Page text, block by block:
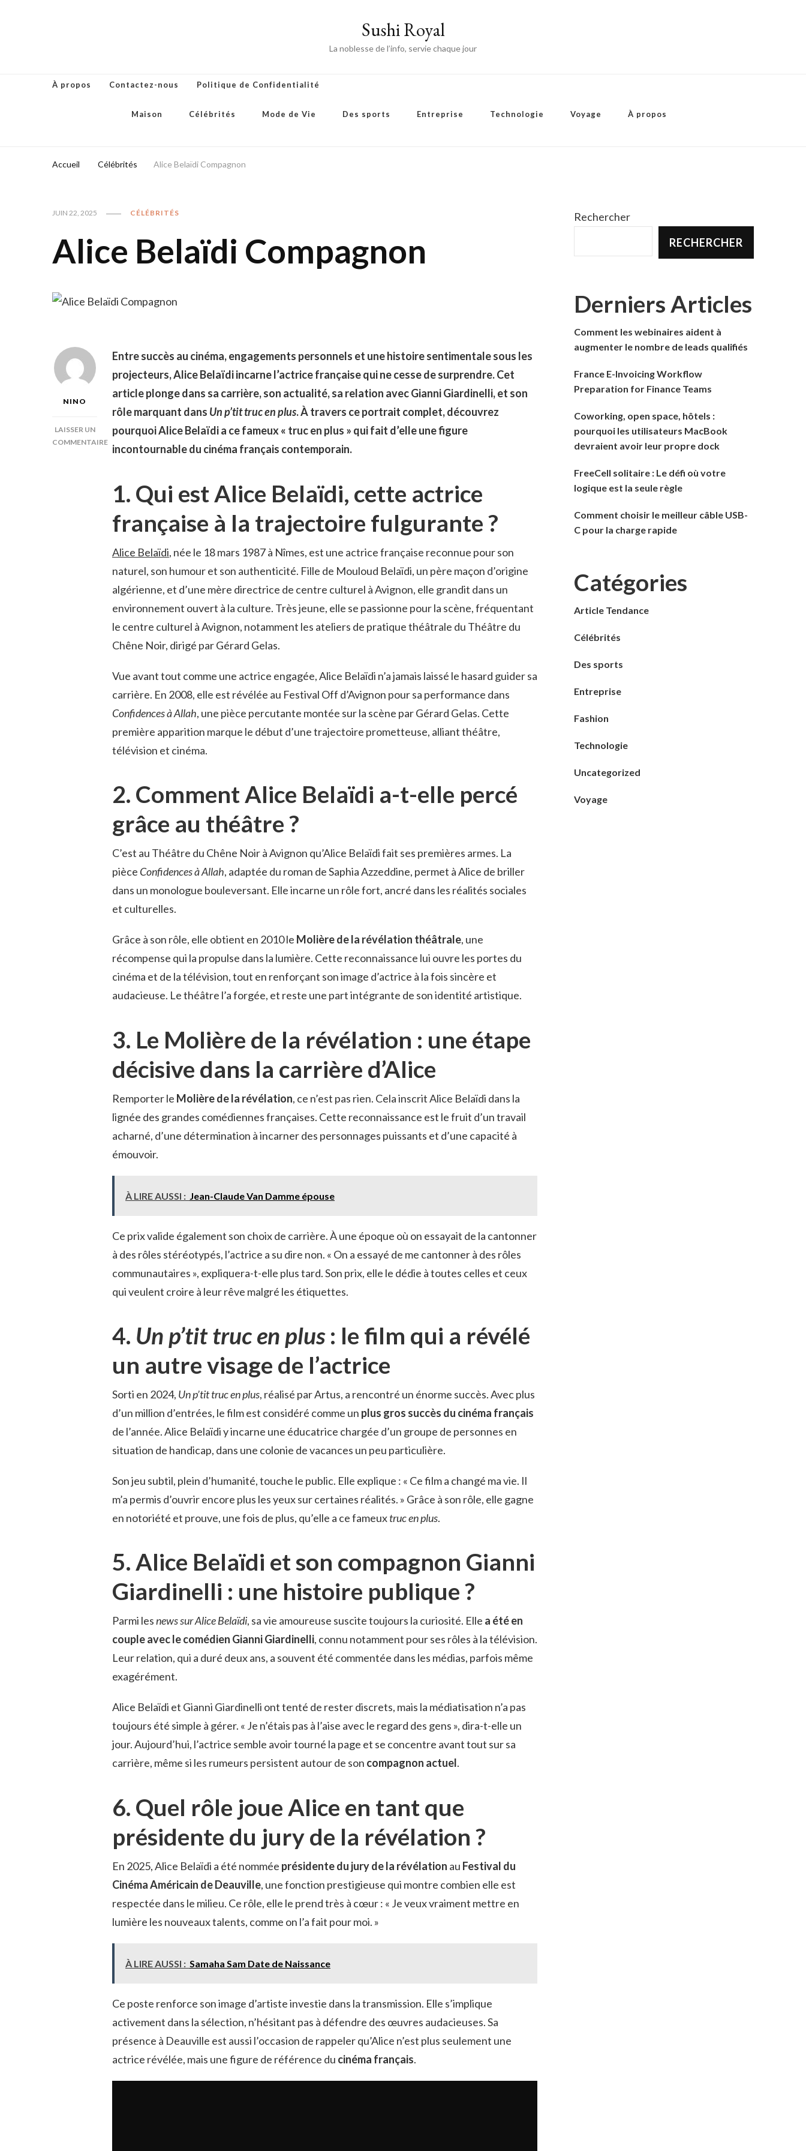
Sushi Royal
La noblesse de l’info, servie chaque jour
À propos Contactez-nous Politique de Confidentialité
Maison Célébrités Mode de Vie Des sports Entreprise Technologie Voyage À propos
Accueil Célébrités Alice Belaïdi Compagnon
JUIN 22, 2025 CÉLÉBRITÉS
Alice Belaïdi Compagnon
NINO
LAISSER UN
COMMENTAIRE
COMPAGNON
Entre succès au cinéma, engagements personnels et une histoire sentimentale sous les
projecteurs, Alice Belaïdi incarne l’actrice française qui ne cesse de surprendre. Cet
article plonge dans sa carrière, son actualité, sa relation avec Gianni Giardinelli, et son
rôle marquant dans Un p’tit truc en plus. À travers ce portrait complet, découvrez
pourquoi Alice Belaïdi a ce fameux « truc en plus » qui fait d’elle une figure
incontournable du cinéma français contemporain.
1. Qui est Alice Belaïdi, cette actrice
française à la trajectoire fulgurante ?
Alice Belaïdi, née le 18 mars 1987 à Nîmes, est une actrice française reconnue pour son
naturel, son humour et son authenticité. Fille de Mouloud Belaïdi, un père maçon d’origine
algérienne, et d’une mère directrice de centre culturel à Avignon, elle grandit dans un
environnement ouvert à la culture. Très jeune, elle se passionne pour la scène, fréquentant
le centre culturel à Avignon, notamment les ateliers de pratique théâtrale du Théâtre du
Chêne Noir, dirigé par Gérard Gelas.
Vue avant tout comme une actrice engagée, Alice Belaïdi n’a jamais laissé le hasard guider sa
carrière. En 2008, elle est révélée au Festival Off d’Avignon pour sa performance dans
Confidences à Allah, une pièce percutante montée sur la scène par Gérard Gelas. Cette
première apparition marque le début d’une trajectoire prometteuse, alliant théâtre,
télévision et cinéma.
2. Comment Alice Belaïdi a-t-elle percé
grâce au théâtre ?
C’est au Théâtre du Chêne Noir à Avignon qu’Alice Belaïdi fait ses premières armes. La
pièce Confidences à Allah, adaptée du roman de Saphia Azzeddine, permet à Alice de briller
dans un monologue bouleversant. Elle incarne un rôle fort, ancré dans les réalités sociales
et culturelles.
Grâce à son rôle, elle obtient en 2010 le Molière de la révélation théâtrale, une
récompense qui la propulse dans la lumière. Cette reconnaissance lui ouvre les portes du
cinéma et de la télévision, tout en renforçant son image d’actrice à la fois sincère et
audacieuse. Le théâtre l’a forgée, et reste une part intégrante de son identité artistique.
3. Le Molière de la révélation : une étape
décisive dans la carrière d’Alice
Remporter le Molière de la révélation, ce n’est pas rien. Cela inscrit Alice Belaïdi dans la
lignée des grandes comédiennes françaises. Cette reconnaissance est le fruit d’un travail
acharné, d’une détermination à incarner des personnages puissants et d’une capacité à
émouvoir.
À LIRE AUSSI : Jean-Claude Van Damme épouse
Ce prix valide également son choix de carrière. À une époque où on essayait de la cantonner
à des rôles stéréotypés, l’actrice a su dire non. « On a essayé de me cantonner à des rôles
communautaires », expliquera-t-elle plus tard. Son prix, elle le dédie à toutes celles et ceux
qui veulent croire à leur rêve malgré les étiquettes.
4. Un p’tit truc en plus: le film qui a révélé
un autre visage de l’actrice
Sorti en 2024, Un p’tit truc en plus, réalisé par Artus, a rencontré un énorme succès. Avec plus
d’un million d’entrées, le film est considéré comme un plus gros succès du cinéma français
de l’année. Alice Belaïdi y incarne une éducatrice chargée d’un groupe de personnes en
situation de handicap, dans une colonie de vacances un peu particulière.
Son jeu subtil, plein d’humanité, touche le public. Elle explique : « Ce film a changé ma vie. Il
m’a permis d’ouvrir encore plus les yeux sur certaines réalités. » Grâce à son rôle, elle gagne
en notoriété et prouve, une fois de plus, qu’elle a ce fameuxtruc en plus.
5. Alice Belaïdi et son compagnon Gianni
Giardinelli : une histoire publique ?
Parmi lesnews sur Alice Belaïdi, sa vie amoureuse suscite toujours la curiosité. Elle a été en
couple avec le comédien Gianni Giardinelli, connu notamment pour ses rôles à la télévision.
Leur relation, qui a duré deux ans, a souvent été commentée dans les médias, parfois même
exagérément.
Alice Belaïdi et Gianni Giardinelli ont tenté de rester discrets, mais la médiatisation n’a pas
toujours été simple à gérer. « Je n’étais pas à l’aise avec le regard des gens », dira-t-elle un
jour. Aujourd’hui, l’actrice semble avoir tourné la page et se concentre avant tout sur sa
carrière, même si les rumeurs persistent autour de son compagnon actuel.
6. Quel rôle joue Alice en tant que
présidente du jury de la révélation ?
En 2025, Alice Belaïdi a été nommée présidente du jury de la révélation au Festival du
Cinéma Américain de Deauville, une fonction prestigieuse qui montre combien elle est
respectée dans le milieu. Ce rôle, elle le prend très à cœur : « Je veux vraiment mettre en
lumière les nouveaux talents, comme on l’a fait pour moi. »
À LIRE AUSSI : Samaha Sam Date de Naissance
Ce poste renforce son image d’artiste investie dans la transmission. Elle s’implique
activement dans la sélection, n’hésitant pas à défendre des œuvres audacieuses. Sa
présence à Deauville est aussi l’occasion de rappeler qu’Alice n’est plus seulement une
actrice révélée, mais une figure de référence du cinéma français.
Rechercher
RECHERCHER
Derniers Articles
Comment les webinaires aident à
augmenter le nombre de leads qualifiés
France E-Invoicing Workflow
Preparation for Finance Teams
Coworking, open space, hôtels :
pourquoi les utilisateurs MacBook
devraient avoir leur propre dock
FreeCell solitaire : Le défi où votre
logique est la seule règle
Comment choisir le meilleur câble USB-
C pour la charge rapide
Catégories
Article Tendance
Célébrités
Des sports
Entreprise
Fashion
Technologie
Uncategorized
Voyage